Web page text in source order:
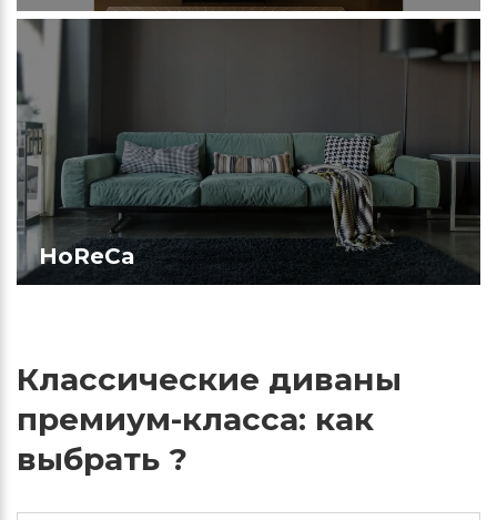
HoReCa
Классические диваны
премиум-класса: как
выбрать ?